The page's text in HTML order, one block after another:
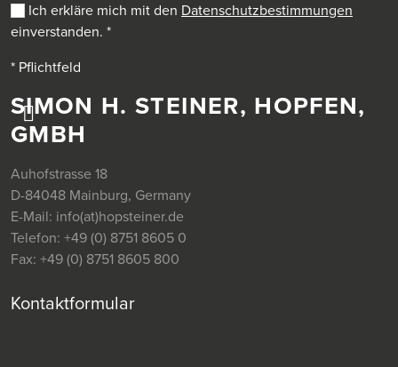
SIMON H. STEINER, HOPFEN,
GMBH
Auhofstrasse 18
D-84048 Mainburg, Germany
E-Mail: info(at)hopsteiner.de
Telefon: +49 (0) 8751 8605 0
Fax: +49 (0) 8751 8605 800
Kontaktformular
Ich erkläre mich mit den Datenschutzbestimmungen
einverstanden. *
* Pflichtfeld